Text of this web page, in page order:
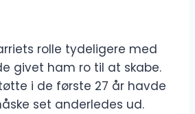
rolle tydeligere med
givet ham ro til at skabe.
i de første 27 år havde
set anderledes ud.